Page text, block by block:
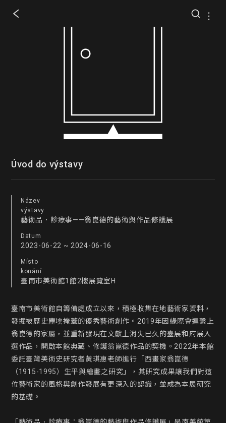
Úvod do výstavy
Název
výstavy
藝術品．診療事——翁崑德的藝術與作品修護展
Datum
2023-06-22 ~ 2024-06-16
Místo
konání
臺南市美術館1館2樓展覽室H
臺南市美術館自籌備處成立以來，積極收集在地藝術家資料，
發掘被歷史塵埃掩蓋的優秀藝術創作。2019年因緣際會連繫上
翁崑德的家屬，並重新發現在文獻上消失已久的臺展和府展入
選作品，開啟本館典藏、修護翁崑德作品的契機。2022年本館
委託臺灣美術史研究者黃琪惠老師進行「西畫家翁崑德
（1915-1995）生平與繪畫之研究」，其研究成果讓我們對這
位藝術家的風格與創作發展有更深入的認識，並成為本展研究
的基礎。